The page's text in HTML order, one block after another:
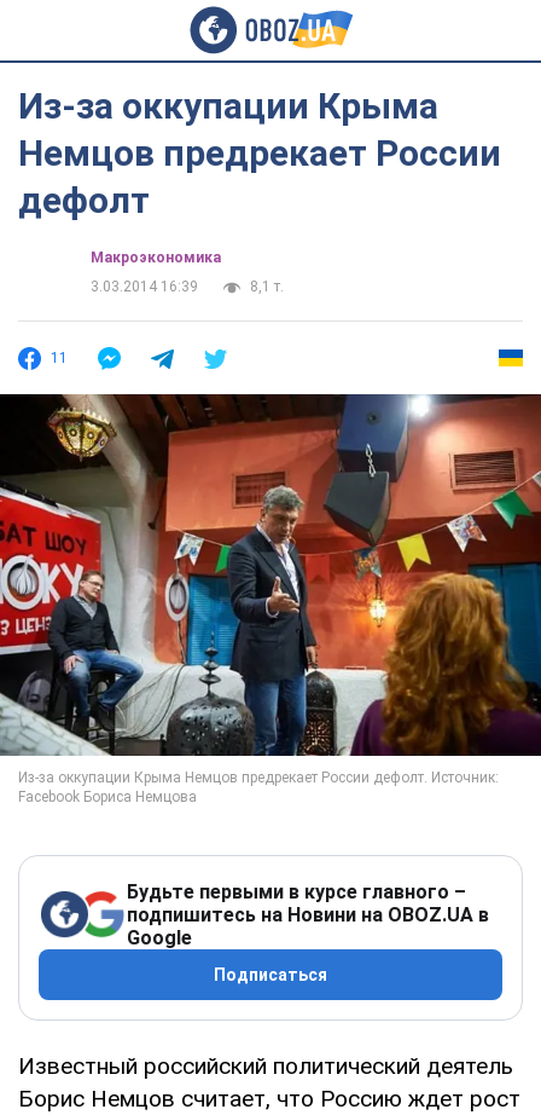
Из-за оккупации Крыма
Немцов предрекает России
дефолт
Mакроэкономика
3.03.2014 16:39
8,1 т.
11
Будьте первыми в курсе главного –
подпишитесь на Новини на OBOZ.UA в
Google
Подписаться
Известный российский политический деятель
Борис Немцов считает, что Россию ждет рост